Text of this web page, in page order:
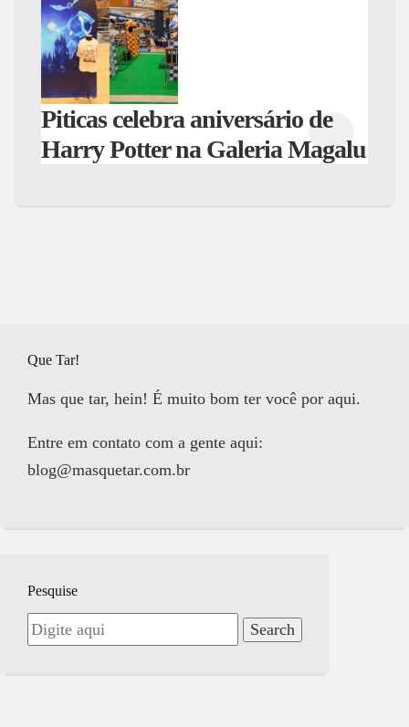
Piticas celebra aniversário de
Harry Potter na Galeria Magalu
Que Tar!
Mas que tar, hein! É muito bom ter você por aqui.
Entre em contato com a gente aqui:
blog@masquetar.com.br
Pesquise